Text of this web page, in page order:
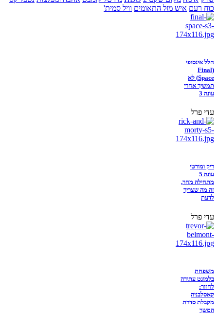
כוח רעם איש מזל התאומים וויל סמית'
חלל אינסופי
(Final
Space) לא
תמשיך אחרי
עונה 3
עדי פרל
ריק ומורטי
עונה 5
מתחילה מחר,
זה מה שצריך
לדעת
עדי פרל
משפחת
בלמונט עתידה
לחזור:
קאסלבניה
מקבלת סדרת
המשך